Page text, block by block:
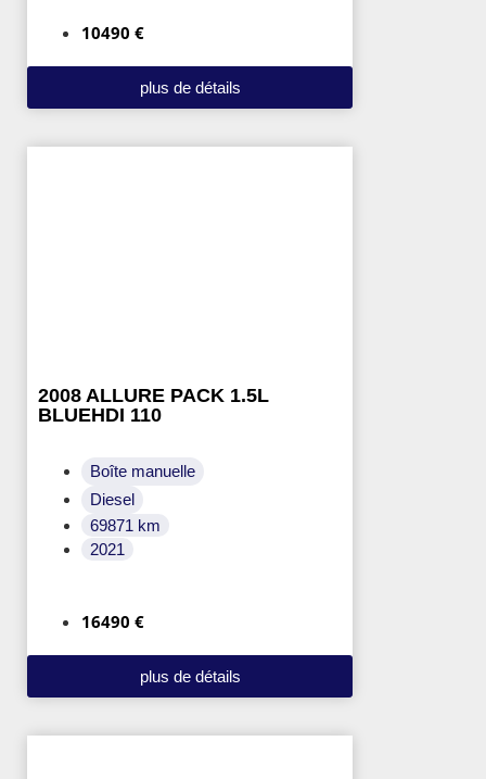
10490 €
plus de détails
2008 ALLURE PACK 1.5L
BLUEHDI 110
Boîte manuelle
Diesel
69871 km
2021
16490 €
plus de détails